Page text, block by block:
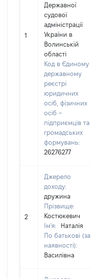
1
Державної
судової
адміністрації
України в
Волинській
області
Код в Єдиному
державному
реєстрі
юридичних
осіб, фізичних
осіб –
підприємців та
громадських
формувань:
26276277
2
Джерело
доходу:
дружина
Прізвище:
Костюкевич
Ім'я:
Наталія
По батькові (за
наявності):
Василівна